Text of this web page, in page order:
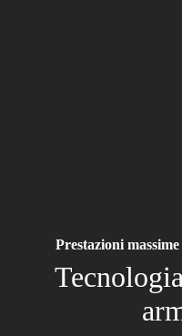
Prestazioni